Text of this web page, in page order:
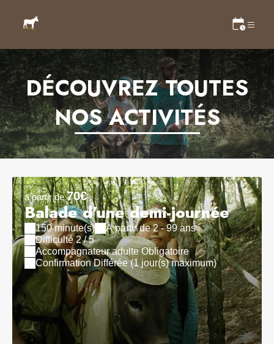
DÉCOUVREZ TOUTES
NOS ACTIVITÉS
à partir de 70€
Balade d'une demi-journée
150 minute(s)
À partir de 2 - 99 ans
Difficulté 2 / 5
Accompagnateur adulte Obligatoire
Confirmation Différée (1 jour(s) maximum)